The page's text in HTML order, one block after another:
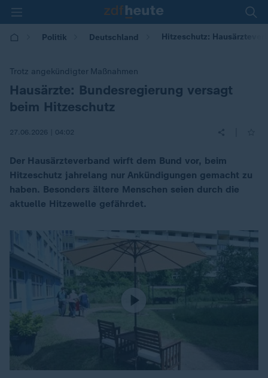
Politik Deutschland Hitzeschutz:
Trotz angekündigter Maßnahmen
:Hausärzte: Bundesregierung versagt
beim Hitzeschutz
27.06.2026 | 04:02
Der Hausärzteverband wirft dem Bund vor, beim
Hitzeschutz jahrelang nur Ankündigungen gemacht zu
haben. Besonders ältere Menschen seien durch die
aktuelle Hitzewelle gefährdet.